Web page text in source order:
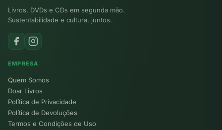
Livros, DVDs e CDs em segunda mão.
Sustentabilidade e cultura, juntos.
EMPRESA
Quem Somos
Doar Livros
Política de Privacidade
Política de Devoluções
Termos e Condições de Uso